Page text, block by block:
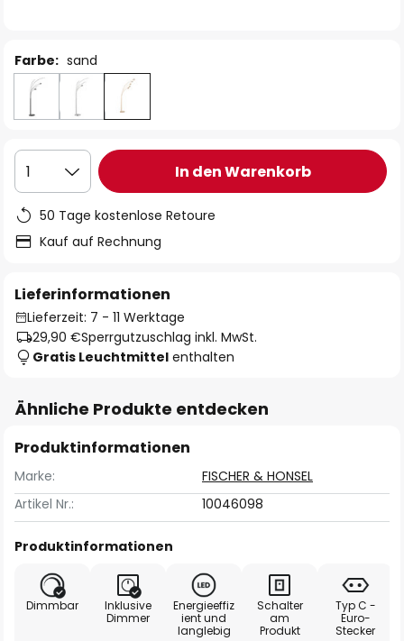
Farbe: sand
1 In den Warenkorb
50 Tage kostenlose Retoure
Kauf auf Rechnung
Lieferinformationen
Lieferzeit: 7 - 11 Werktage
29,90 €Sperrgutzuschlag inkl. MwSt.
Gratis Leuchtmittel enthalten
Ähnliche Produkte entdecken
Produktinformationen
Marke:
FISCHER & HONSEL
Artikel Nr.:
10046098
Produktinformationen
Dimmbar
Inklusive
Dimmer
Energieeffiz
ient und
langlebig
Schalter
am
Produkt
Typ C -
Euro-
Stecker